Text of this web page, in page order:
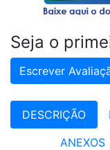
Seja o
Escrever
DESCRIÇÃO
ANEXOS